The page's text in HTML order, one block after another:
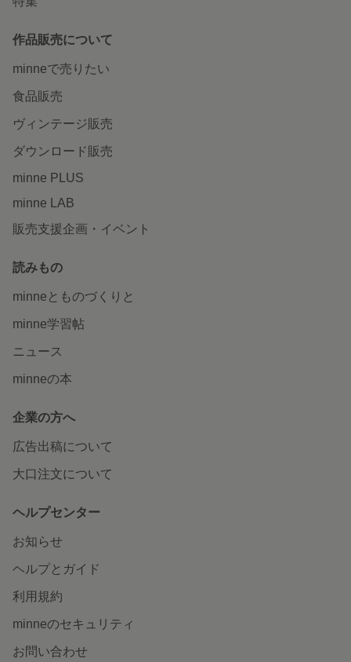
作品販売について
minneで売りたい
食品販売
ヴィンテージ販売
ダウンロード販売
minne PLUS
minne LAB
販売支援企画・イベント
読みもの
minneとものづくりと
minne学習帖
ニュース
minneの本
企業の方へ
広告出稿について
大口注文について
ヘルプセンター
お知らせ
ヘルプとガイド
利用規約
minneのセキュリティ
お問い合わせ